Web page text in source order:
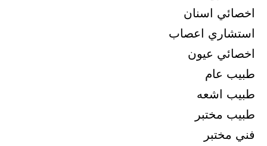
اخصائي اسنان
استشاري اعصاب
اخصائي عيون
طبيب عام
طبيب اشعه
طبيب مختبر
فني مختبر